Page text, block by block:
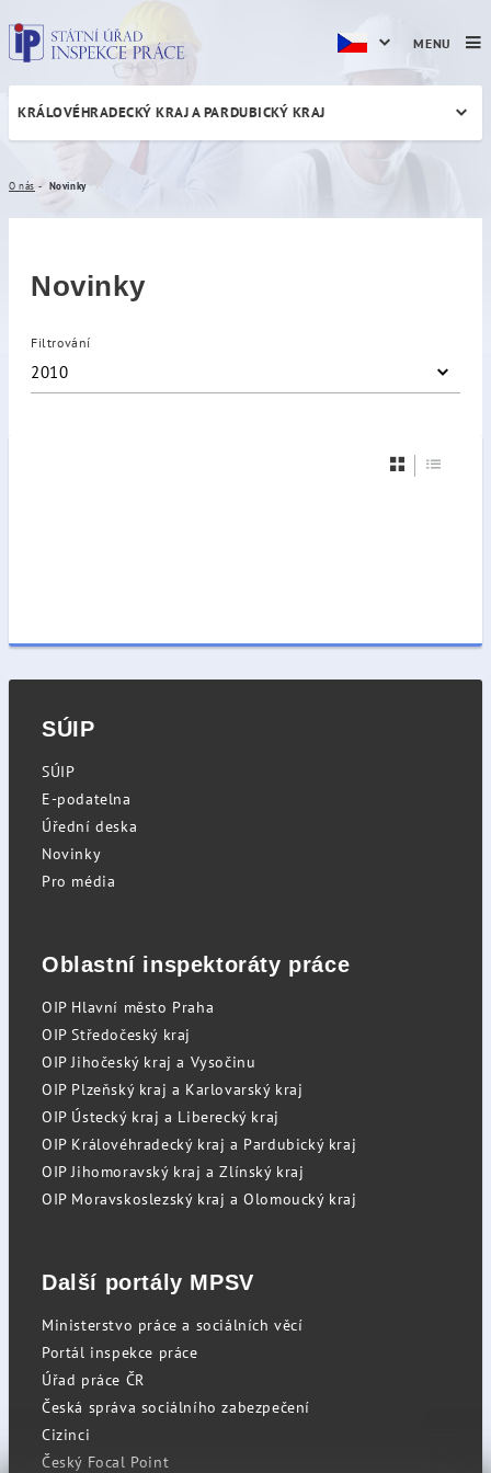
Novinky
KRÁLOVÉHRADECKÝ KRAJ A PARDUBICKÝ KRAJ
O nás Novinky
Novinky
Filtrování
2010
MENU
SÚIP
SÚIP
E-podatelna
Úřední deska
Novinky
Pro média
Oblastní inspektoráty práce
OIP Hlavní město Praha
OIP Středočeský kraj
OIP Jihočeský kraj a Vysočinu
OIP Plzeňský kraj a Karlovarský kraj
OIP Ústecký kraj a Liberecký kraj
OIP Královéhradecký kraj a Pardubický kraj
OIP Jihomoravský kraj a Zlínský kraj
OIP Moravskoslezský kraj a Olomoucký kraj
Další portály MPSV
Ministerstvo práce a sociálních věcí
Portál inspekce práce
Úřad práce ČR
Česká správa sociálního zabezpečení
Cizinci
Český Focal Point